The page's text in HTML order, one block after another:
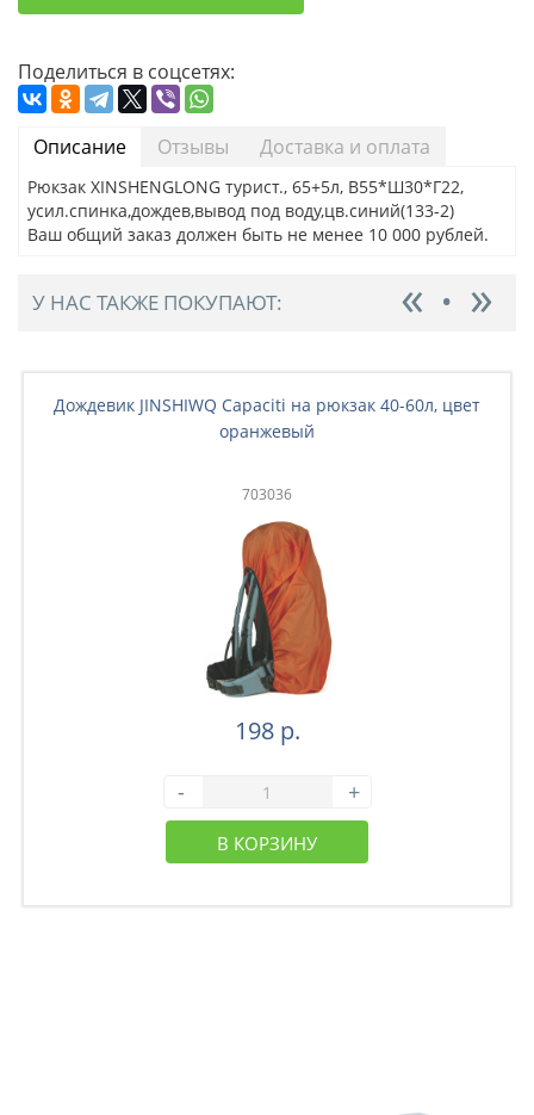
Поделиться в соцсетях:
Описание Отзывы Доставка и оплата
Рюкзак XINSHENGLONG турист., 65+5л, В55*Ш30*Г22,
усил.спинка,дождев,вывод под воду,цв.синий(133-2)
Ваш общий заказ должен быть не менее 10 000 рублей.
У НАС ТАКЖЕ ПОКУПАЮТ:
Дождевик JINSHIWQ Capaciti на рюкзак 40-60л, цвет
оранжевый
703036
198 р.
- +
В КОРЗИНУ